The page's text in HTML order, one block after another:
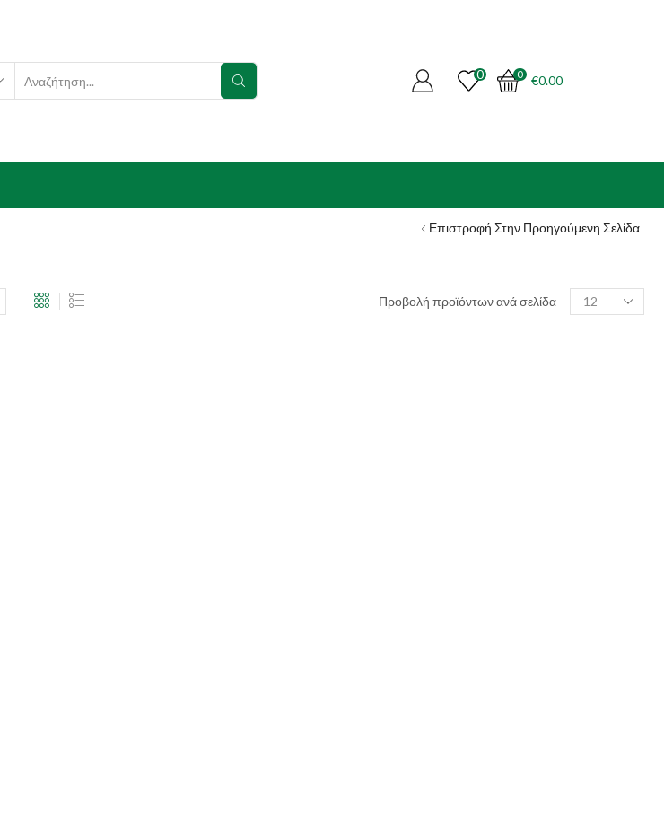
SEARCH
0 0 €0.00
Επιστροφή Στην Προηγούμενη Σελίδα
Προβολή προϊόντων ανά σελίδα
Products
per